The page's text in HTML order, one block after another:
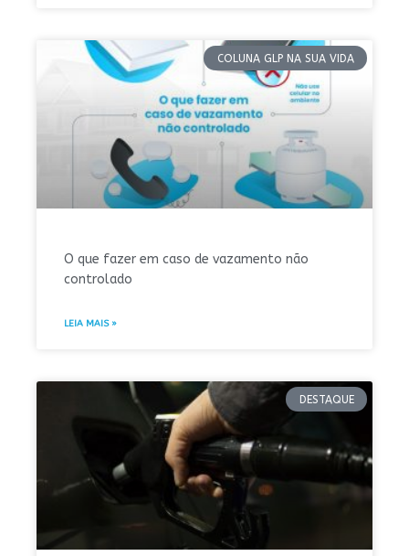
COLUNA GLP NA SUA VIDA
O que fazer em caso de vazamento não
controlado
LEIA MAIS »
DESTAQUE